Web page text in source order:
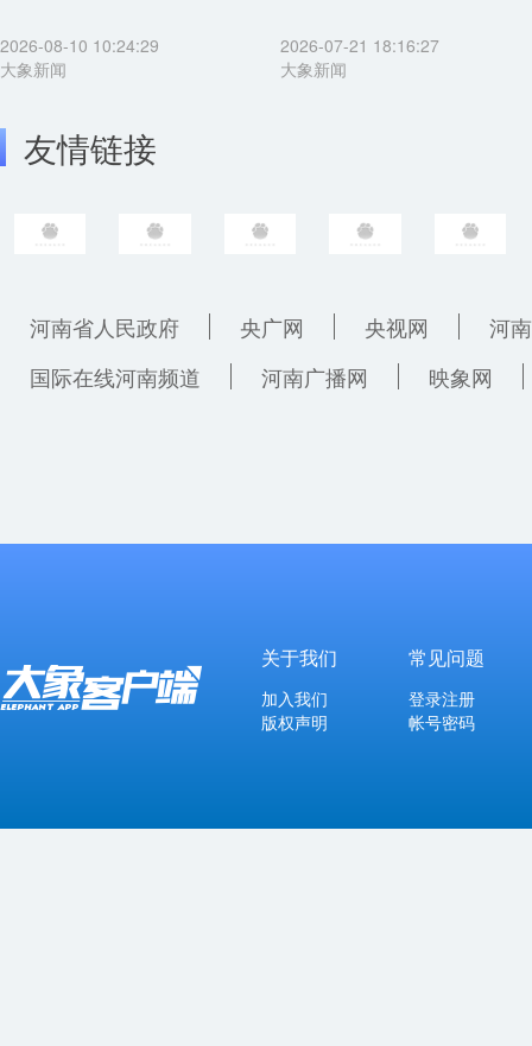
2026-08-10 10:24:29
大象新闻
2026-07-21 18:16:27
大象新闻
友情链接
河南省人民政府 央广网 央视网
河
国际在线河南频道
河南广播网 映象网
关于我们
加入我们
版权声明
常见问题
登录注册
帐号密码